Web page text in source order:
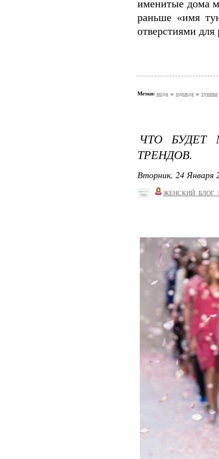
именитые дома
раньше «имя
отверстиями
Метки: мода одежда туника
ЧТО
ТРЕНДОВ.
Вторник, 24 Января